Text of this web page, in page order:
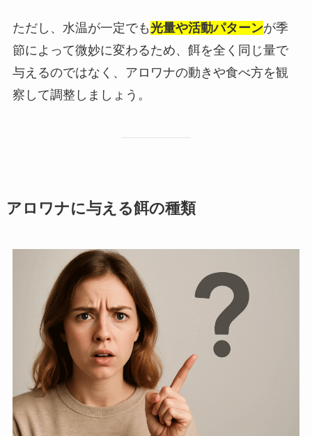
ただし、水温が一定でも光量や活動パターンが季
節によって微妙に変わるため、餌を全く同じ量で
与えるのではなく、アロワナの動きや食べ方を観
察して調整しましょう。
アロワナに与える餌の種類